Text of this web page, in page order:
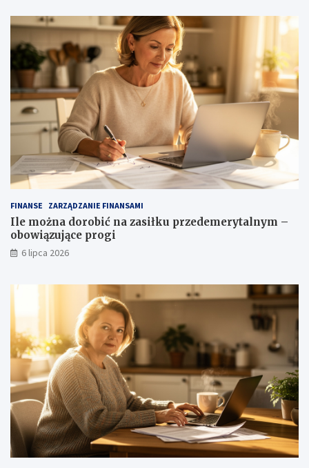
FINANSE ZARZĄDZANIE FINANSAMI
Ile można dorobić na zasiłku przedemerytalnym –
obowiązujące progi
6 lipca 2026